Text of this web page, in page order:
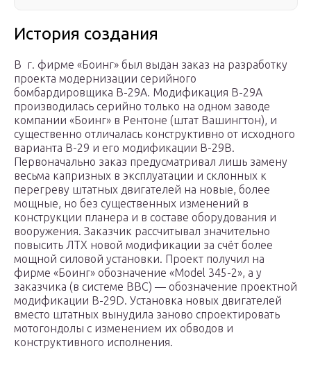
История создания
В г. фирме «Боинг» был выдан заказ на разработку
проекта модернизации серийного
бомбардировщика В-29А. Модификация В-29А
производилась серийно только на одном заводе
компании «Боинг» в Рентоне (штат Вашингтон), и
существенно отличалась конструктивно от исходного
варианта В-29 и его модификации В-29В.
Первоначально заказ предусматривал лишь замену
весьма капризных в эксплуатации и склонных к
перегреву штатных двигателей на новые, более
мощные, но без существенных изменений в
конструкции планера и в составе оборудования и
вооружения. Заказчик рассчитывал значительно
повысить ЛТХ новой модификации за счёт более
мощной силовой установки. Проект получил на
фирме «Боинг» обозначение «Model 345-2», а у
заказчика (в системе ВВС) — обозначение проектной
модификации В-29D. Установка новых двигателей
вместо штатных вынудила заново спроектировать
мотогондолы с изменением их обводов и
конструктивного исполнения.